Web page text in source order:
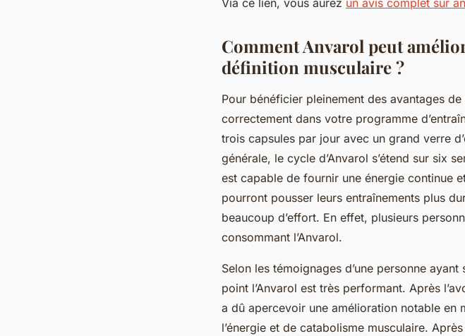
Via ce lien, vous aurez un avis complet sur
Comment Anvarol peut
définition musculaire ?
Pour bénéficier pleinement des avantages
correctement dans votre programme
trois capsules par jour avec un grand verre
générale, le cycle d’Anvarol s’étend sur six
est capable de fournir une énergie continue
pourront pousser leurs entraînements plus
beaucoup d’effort. En effet, plusieurs
consommant l’Anvarol.
Selon les témoignages d’une personne
point l’Anvarol est très performant. Après
a dû apercevoir une amélioration notable en
l’énergie et de catabolisme musculaire.